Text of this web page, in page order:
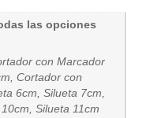
las opciones
con Marcador
Cortador con
6cm, Silueta 7cm,
Silueta 11cm